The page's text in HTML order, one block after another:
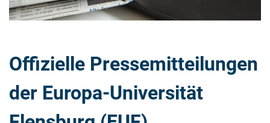
Offizielle Pressemitteilungen
der Europa-Universität